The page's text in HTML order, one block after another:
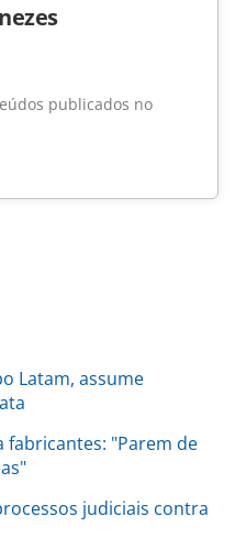
publicados no
Latam, assume
fabricantes: "Parem de
judiciais contra